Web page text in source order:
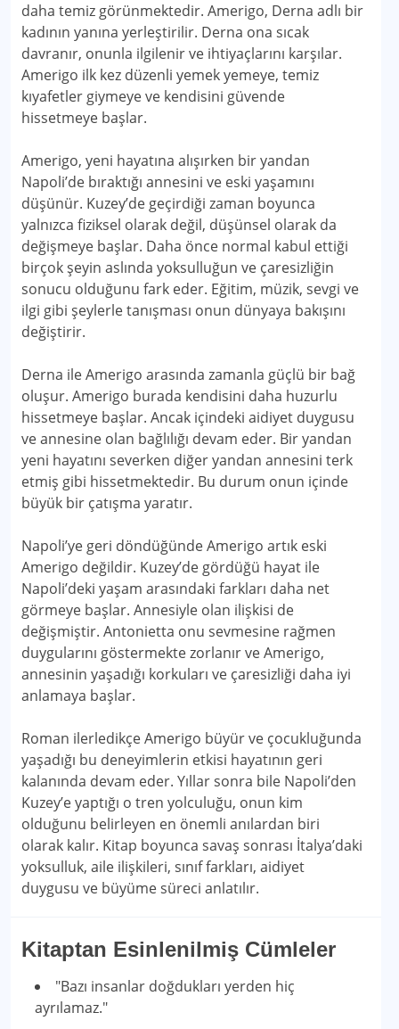
daha temiz görünmektedir. Amerigo, Derna adlı bir
kadının yanına yerleştirilir. Derna ona sıcak
davranır, onunla ilgilenir ve ihtiyaçlarını karşılar.
Amerigo ilk kez düzenli yemek yemeye, temiz
kıyafetler giymeye ve kendisini güvende
hissetmeye başlar.
Amerigo, yeni hayatına alışırken bir yandan
Napoli’de bıraktığı annesini ve eski yaşamını
düşünür. Kuzey’de geçirdiği zaman boyunca
yalnızca fiziksel olarak değil, düşünsel olarak da
değişmeye başlar. Daha önce normal kabul ettiği
birçok şeyin aslında yoksulluğun ve çaresizliğin
sonucu olduğunu fark eder. Eğitim, müzik, sevgi ve
ilgi gibi şeylerle tanışması onun dünyaya bakışını
değiştirir.
Derna ile Amerigo arasında zamanla güçlü bir bağ
oluşur. Amerigo burada kendisini daha huzurlu
hissetmeye başlar. Ancak içindeki aidiyet duygusu
ve annesine olan bağlılığı devam eder. Bir yandan
yeni hayatını severken diğer yandan annesini terk
etmiş gibi hissetmektedir. Bu durum onun içinde
büyük bir çatışma yaratır.
Napoli’ye geri döndüğünde Amerigo artık eski
Amerigo değildir. Kuzey’de gördüğü hayat ile
Napoli’deki yaşam arasındaki farkları daha net
görmeye başlar. Annesiyle olan ilişkisi de
değişmiştir. Antonietta onu sevmesine rağmen
duygularını göstermekte zorlanır ve Amerigo,
annesinin yaşadığı korkuları ve çaresizliği daha iyi
anlamaya başlar.
Roman ilerledikçe Amerigo büyür ve çocukluğunda
yaşadığı bu deneyimlerin etkisi hayatının geri
kalanında devam eder. Yıllar sonra bile Napoli’den
Kuzey’e yaptığı o tren yolculuğu, onun kim
olduğunu belirleyen en önemli anılardan biri
olarak kalır. Kitap boyunca savaş sonrası İtalya’daki
yoksulluk, aile ilişkileri, sınıf farkları, aidiyet
duygusu ve büyüme süreci anlatılır.
Kitaptan Esinlenilmiş Cümleler
"Bazı insanlar doğdukları yerden hiç
ayrılamaz."